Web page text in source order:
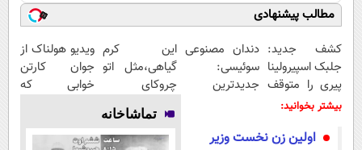
مطالب پیشنهادی
کشف جدید:
جلبک اسپیرولینا
پیری را متوقف
می
دندان مصنوعی
سوئیسی:
جدیدترین
پرداخت قسطی
این کرم
گیاهی،مثل اتو
چروکای
پوستتوصاف
میکنه!50%تخفیف
ویدیو هولناک از
جوان کارتن
خوابی که
بیشتر بخوانید:
اولین زن نخست وزیر
تماشاخانه